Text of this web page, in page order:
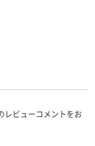
レビューコメントをお